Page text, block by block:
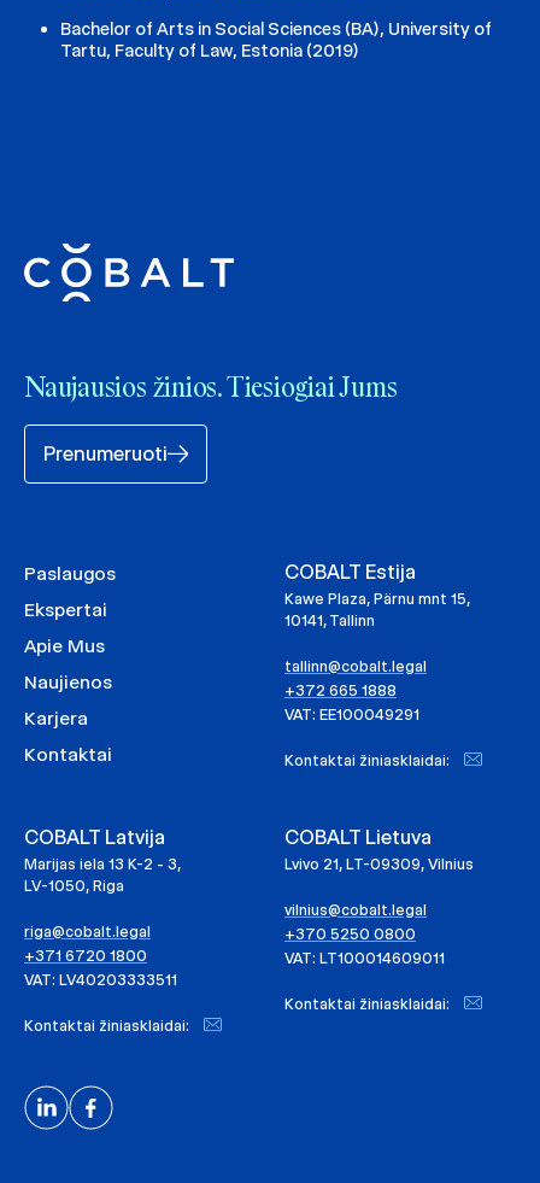
Bachelor of Arts in Social Sciences (BA), University of
Tartu, Faculty of Law, Estonia (2019)
Naujausios žinios. Tiesiogiai Jums
Prenumeruoti
Paslaugos
Ekspertai
Apie Mus
Naujienos
Karjera
Kontaktai
COBALT Estija
Kawe Plaza, Pärnu mnt 15,
10141, Tallinn
tallinn@cobalt.legal
+372 665 1888
VAT: EE100049291
Kontaktai žiniasklaidai:
COBALT Latvija
Marijas iela 13 K-2 - 3,
LV-1050, Riga
riga@cobalt.legal
+371 6720 1800
VAT: LV40203333511
Kontaktai žiniasklaidai:
COBALT Lietuva
Lvivo 21, LT-09309, Vilnius
vilnius@cobalt.legal
+370 5250 0800
VAT: LT100014609011
Kontaktai žiniasklaidai: